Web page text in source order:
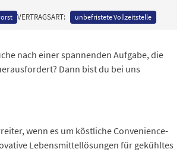
VERTRAGSART: unbefristete Vollzeitstelle
nach einer spannenden Aufgabe, die
Dann bist du bei uns
wenn es um köstliche Convenience-
Lebensmittellösungen für gekühltes